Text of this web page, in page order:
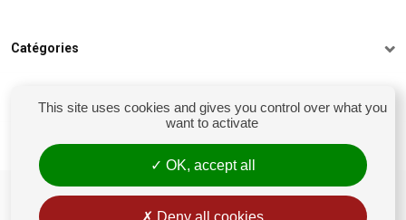
Catégories
Mon compte
siret : 81238106900028
Conditions générales de vente
This site uses cookies and gives you control over what you
want to activate
OK, accept all
Deny all cookies